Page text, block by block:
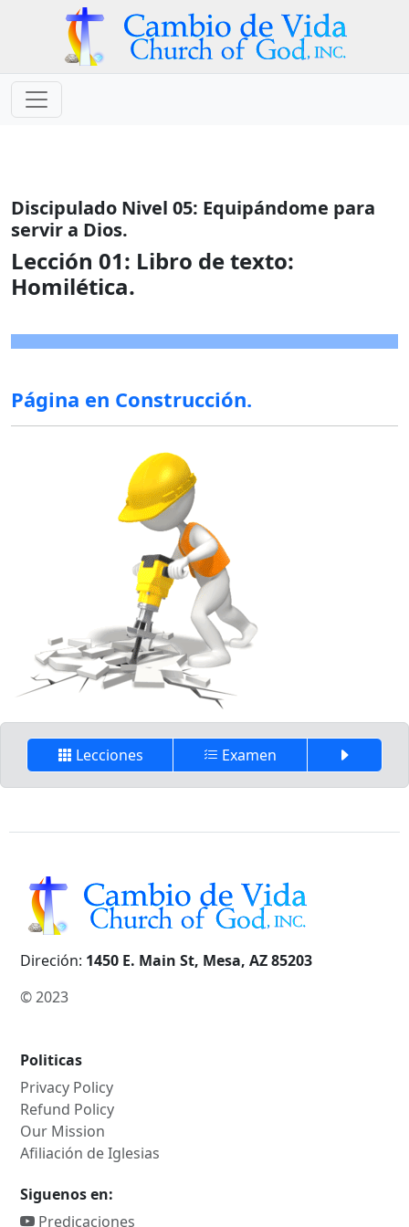
Discipulado Nivel 05: Equipándome para
servir a Dios.
Lección 01: Libro de texto:
Homilética.
Página en Construcción.
Lecciones Examen
Direción: 1450 E. Main St, Mesa, AZ 85203
© 2023
Politicas
Privacy Policy
Refund Policy
Our Mission
Afiliación de Iglesias
Siguenos en:
Predicaciones